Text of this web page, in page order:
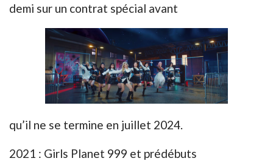
demi sur un contrat spécial avant
qu’il ne se termine en juillet 2024.
2021 : Girls Planet 999 et prédébuts